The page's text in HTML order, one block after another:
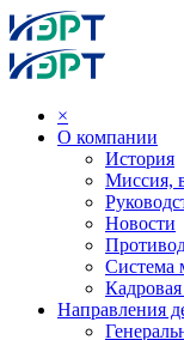
×
О компании
История
Миссия,
Новости
Система
Направления